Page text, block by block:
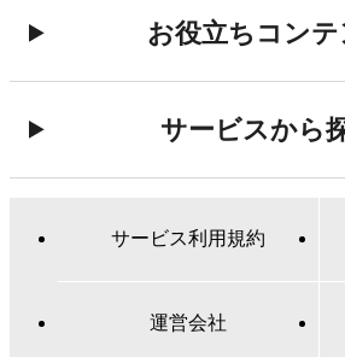
お役立ちコンテ
サービスから
サービス利用規約
運営会社